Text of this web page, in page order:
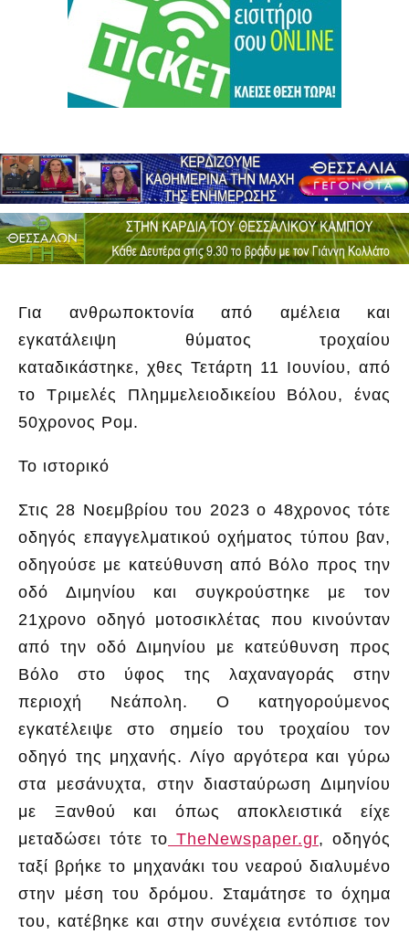
Για ανθρωποκτονία από αμέλεια και
εγκατάλειψη θύματος τροχαίου
καταδικάστηκε, χθες Τετάρτη 11 Ιουνίου, από
το Τριμελές Πλημμελειοδικείου Βόλου, ένας
50χρονος Ρομ.
Το ιστορικό
Στις 28 Νοεμβρίου του 2023 ο 48χρονος τότε
οδηγός επαγγελματικού οχήματος τύπου βαν,
οδηγούσε με κατεύθυνση από Βόλο προς την
οδό Διμηνίου και συγκρούστηκε με τον
21χρονο οδηγό μοτοσικλέτας που κινούνταν
από την οδό Διμηνίου με κατεύθυνση προς
Βόλο στο ύφος της λαχαναγοράς στην
περιοχή Νεάπολη. Ο κατηγορούμενος
εγκατέλειψε στο σημείο του τροχαίου τον
οδηγό της μηχανής. Λίγο αργότερα και γύρω
στα μεσάνυχτα, στην διασταύρωση Διμηνίου
με Ξανθού και όπως αποκλειστικά είχε
μεταδώσει τότε το ΤheNewspaper.gr, οδηγός
ταξί βρήκε το μηχανάκι του νεαρού διαλυμένο
στην μέση του δρόμου. Σταμάτησε το όχημα
του, κατέβηκε και στην συνέχεια εντόπισε τον